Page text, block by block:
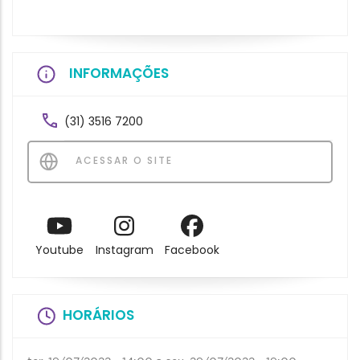
INFORMAÇÕES
(31) 3516 7200
ACESSAR O SITE
Youtube Instagram Facebook
HORÁRIOS